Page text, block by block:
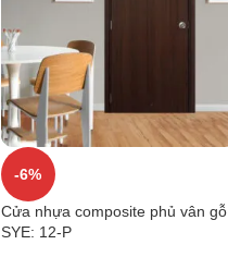
-6%
Cửa nhựa composite phủ vân gỗ
SYE: 12-P